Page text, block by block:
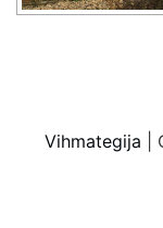
Vihmategija |